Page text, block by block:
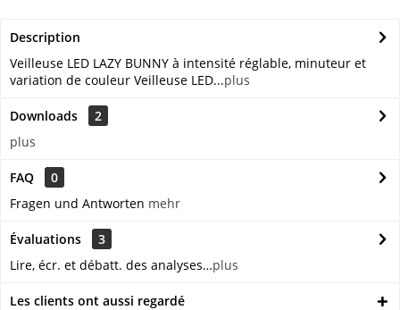
Description
Veilleuse LED LAZY BUNNY à intensité réglable, minuteur et
variation de couleur Veilleuse LED...plus
Downloads
2
plus
FAQ
0
Fragen und Antworten mehr
Évaluations
3
Lire, écr. et débatt. des analyses…plus
Les clients ont aussi regardé